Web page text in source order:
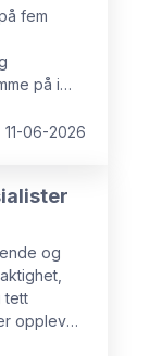
fem
på i
11-06-2026
og
tett
opplever